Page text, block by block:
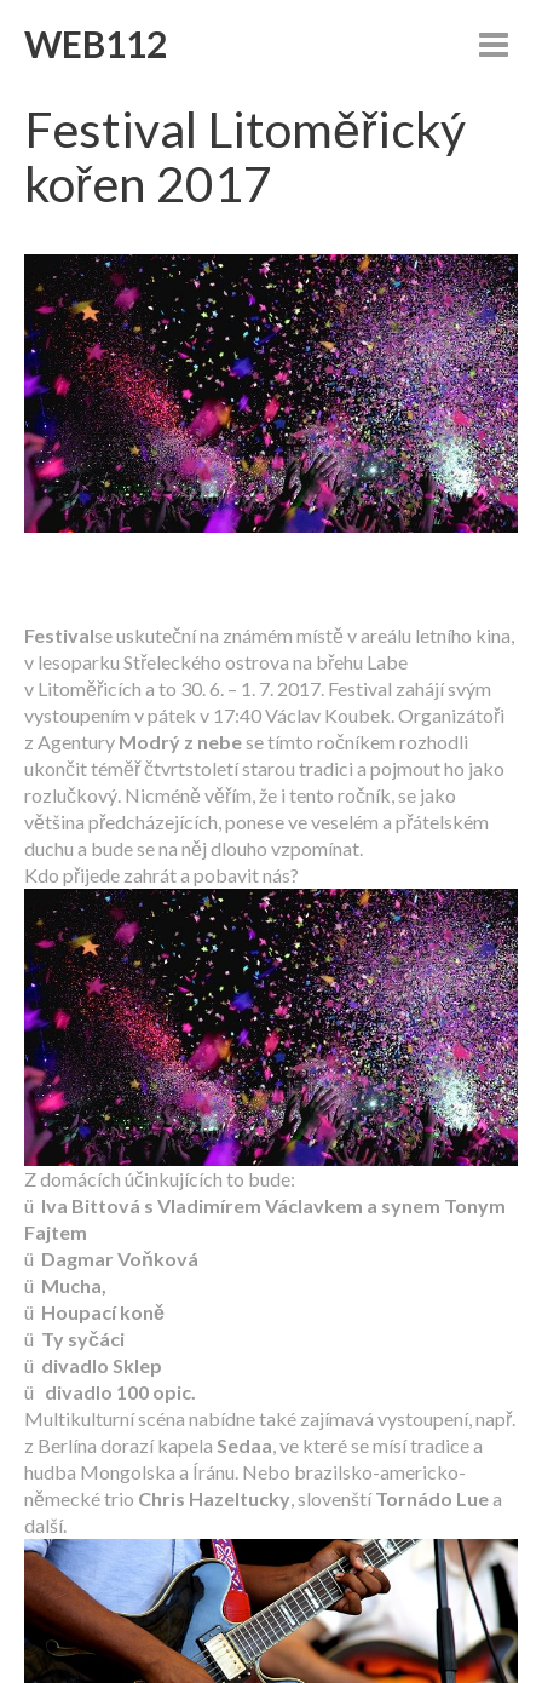
WEB112
Festival Litoměřický
kořen 2017
Festivalse uskuteční na známém místě v areálu letního kina,
v lesoparku Střeleckého ostrova na břehu Labe
v Litoměřicích a to 30. 6. – 1. 7. 2017. Festival zahájí svým
vystoupením v pátek v 17:40 Václav Koubek. Organizátoři
z Agentury Modrý z nebese tímto ročníkem rozhodli
ukončit téměř čtvrtstoletí starou tradici a pojmout ho jako
rozlučkový. Nicméně věřím, že i tento ročník, se jako
většina předcházejících, ponese ve veselém a přátelském
duchu a bude se na něj dlouho vzpomínat.
Kdo přijede zahrát a pobavit nás?
Z domácích účinkujících to bude:
ü Iva Bittová s Vladimírem Václavkem a synem Tonym
Fajtem
ü Dagmar Voňková
ü Mucha,
ü Houpací koně
ü Ty syčáci
ü divadlo Sklep
ü divadlo 100 opic.
Multikulturní scéna nabídne také zajímavá vystoupení, např.
z Berlína dorazí kapela Sedaa, ve které se mísí tradice a
hudba Mongolska a Íránu. Nebo brazilsko-americko-
německé trio Chris Hazeltucky, slovenštíTornádo Luea
další.